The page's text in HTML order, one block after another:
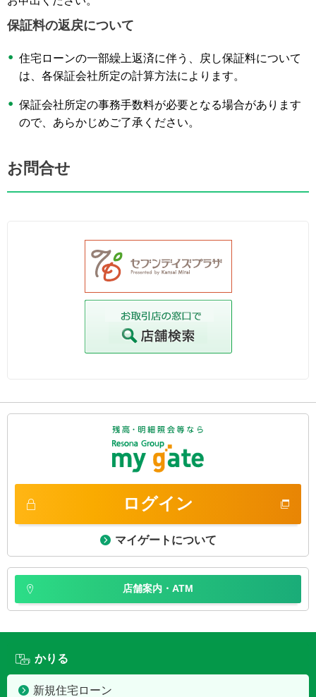
保証料の返戻について
住宅ローンの一部繰上返済に伴う、戻し保証料について
は、各保証会社所定の計算方法によります。
保証会社所定の事務手数料が必要となる場合があります
ので、あらかじめご了承ください。
お問合せ
ログイン
マイゲートについて
店舗案内・ATM
かりる
新規住宅ローン